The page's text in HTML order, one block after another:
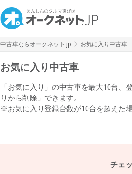
中古車ならオークネット.jp お気に入り中古車
お気に入り中古車
「お気に入り」の中古車を最大10台
りから削除」できます。
※お気に入り登録台数が10台を超えた
チェ